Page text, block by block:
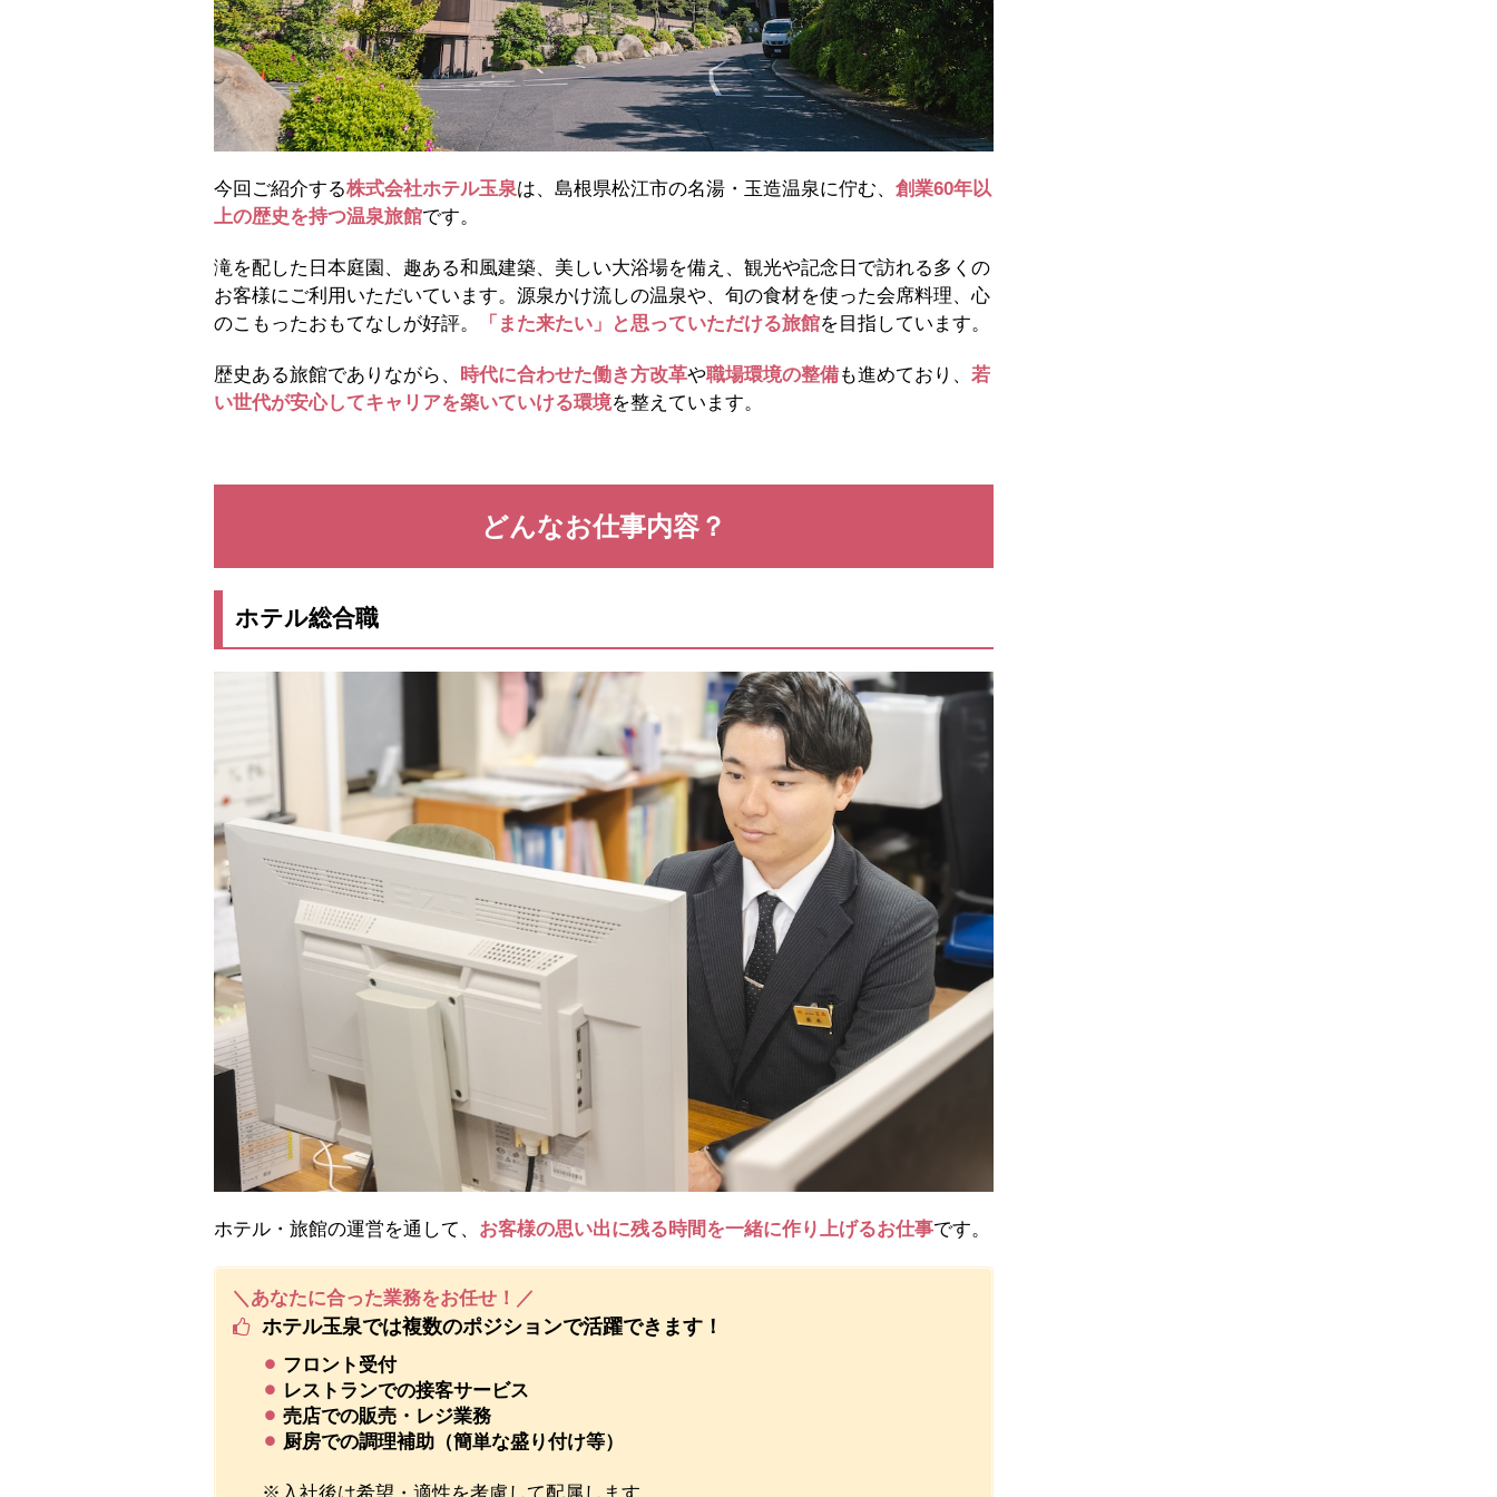
今回ご紹介する株式会社ホテル玉泉は、島根県松江市の名湯・玉造温泉に佇む、 創業60年以
上の歴史を持つ温泉旅館です。
滝を配した日本庭園、趣ある和風建築、美しい大浴場を備え、観光や記念日で訪れる多くの
お客様にご利用いただいています。源泉かけ流しの温泉や、旬の食材を使った会席料理、心
のこもったおもてなしが好評。
「また来たい」と思っていただける旅館を目指しています。
歴史ある旅館でありながら、 時代に合わせた働き方改革や職場環境の整備も進めており、 若
い世代が安心してキャリアを築いていける環境を整えています。
どんなお仕事内容？
ホテル総合職
ホテル・旅館の運営を通して、 お客様の思い出に残る時間を一緒に作り上げるお仕事です。
＼あなたに合った業務をお任せ！／
ホテル玉泉では複数のポジションで活躍できます！
⚫︎ フロント受付
⚫︎ レストランでの接客サービス
⚫︎売店での販売・レジ業務
⚫︎ 厨房での調理補助（簡単な盛り付け等）